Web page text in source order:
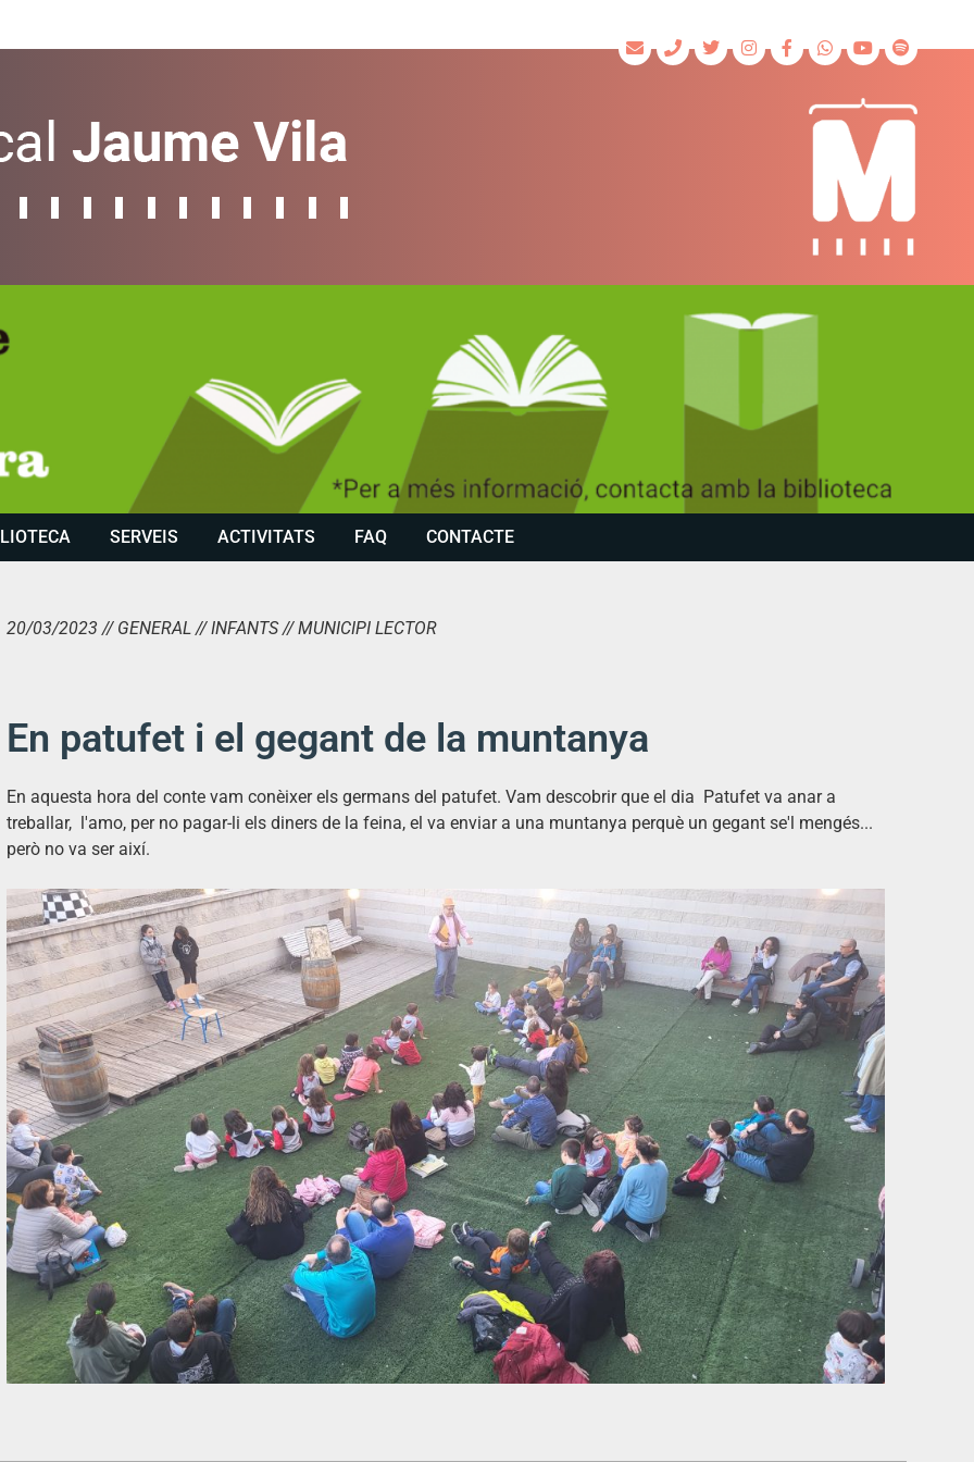
SERVEIS ACTIVITATS FAQ CONTACTE
20/03/2023 // GENERAL // INFANTS // MUNICIPI LECTOR
En patufet i el gegant de la muntanya
En aquesta hora del conte vam conèixer els germans del patufet. Vam descobrir que el dia Patufet va anar a
treballar, l'amo, per no pagar-li els diners de la feina, el va enviar a una muntanya perquè un gegant se'l mengés...
però no va ser així.